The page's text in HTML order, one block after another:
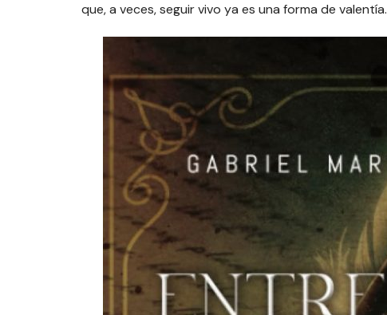
que, a veces, seguir vivo ya es una forma de valentía.